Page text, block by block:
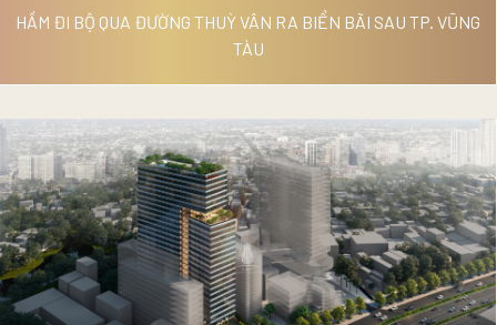
HẦM ĐI BỘ QUA ĐƯỜNG THUỲ VÂN RA BIỂN BÃI SAU TP. VŨNG
TÀU
HẦM ĐI BỘ QUA ĐƯỜNG THUỲ
VÂN RA BIỂN BÃI SAU TP. VŨNG
TÀU